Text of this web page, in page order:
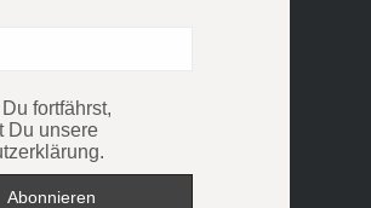
Du fortfährst,
Du unsere